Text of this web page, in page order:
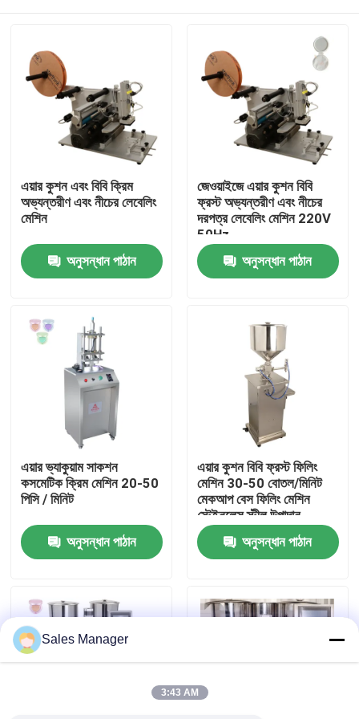
আমাদের সম্পর্কে
মান নিয়ন্ত্রণ
উদ্ধৃতির জন্য আবেদন
লিপস্টিক উৎপাদন লাইন
স্বয়ংক্রিয় ঠোঁট গ্লস ফিলিং মেশিন
এয়ার কুশন এবং বিবি ক্রিম
অভ্যন্তরীণ এবং নীচের লেবেলিং
মেশিন
অনুসন্ধান পাঠান
জেওয়াইজে এয়ার কুশন বিবি
ফ্রস্ট অভ্যন্তরীণ এবং নীচের
দরপত্র লেবেলিং মেশিন 220V
50Hz
অনুসন্ধান পাঠান
এয়ার ভ্যাকুয়াম সাকশন
কসমেটিক ক্রিম মেশিন 20-50
পিসি / মিনিট
অনুসন্ধান পাঠান
এয়ার কুশন বিবি ফ্রস্ট ফিলিং
মেশিন 30-50 বোতল/মিনিট
মেকআপ বেস ফিলিং মেশিন
স্টেইনলেস স্টীল উপাদান
অনুসন্ধান পাঠান
Sales Manager
3:43 AM